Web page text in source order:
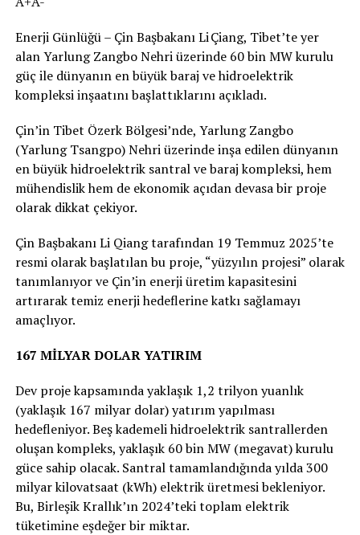
Enerji Günlüğü – Çin Başbakanı Li Çiang, Tibet’te yer
alan Yarlung Zangbo Nehri üzerinde 60 bin MW kurulu
güç ile dünyanın en büyük baraj ve hidroelektrik
kompleksi inşaatını başlattıklarını açıkladı.
Çin’in Tibet Özerk Bölgesi’nde, Yarlung Zangbo
(Yarlung Tsangpo) Nehri üzerinde inşa edilen dünyanın
en büyük hidroelektrik santral ve baraj kompleksi, hem
mühendislik hem de ekonomik açıdan devasa bir proje
olarak dikkat çekiyor.
Çin Başbakanı Li Qiang tarafından 19 Temmuz 2025’te
resmi olarak başlatılan bu proje, “yüzyılın projesi” olarak
tanımlanıyor ve Çin’in enerji üretim kapasitesini
artırarak temiz enerji hedeflerine katkı sağlamayı
amaçlıyor.
167 MİLYAR DOLAR YATIRIM
Dev proje kapsamında yaklaşık 1,2 trilyon yuanlık
(yaklaşık 167 milyar dolar) yatırım yapılması
hedefleniyor. Beş kademeli hidroelektrik santrallerden
oluşan kompleks, yaklaşık 60 bin MW (megavat) kurulu
güce sahip olacak. Santral tamamlandığında yılda 300
milyar kilovatsaat (kWh) elektrik üretmesi bekleniyor.
Bu, Birleşik Krallık’ın 2024’teki toplam elektrik
tüketimine eşdeğer bir miktar.